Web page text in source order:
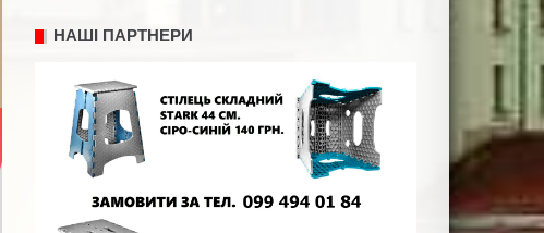
НАШІ ПАРТНЕРИ